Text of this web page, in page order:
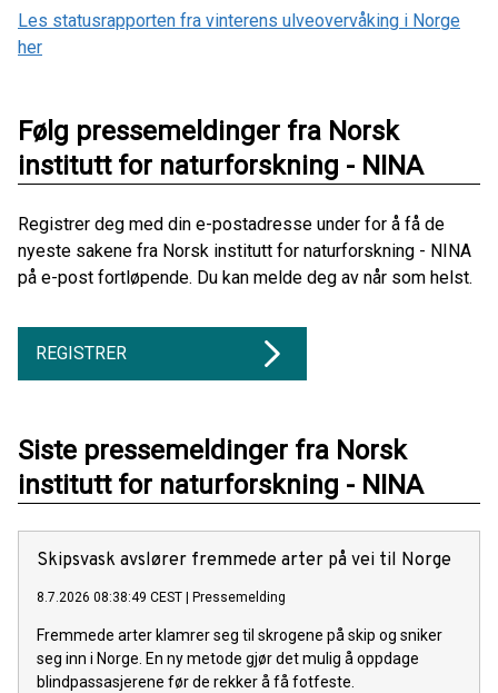
Les statusrapporten fra vinterens ulveovervåking i Norge
her
Følg pressemeldinger fra Norsk
institutt for naturforskning - NINA
Registrer deg med din e-postadresse under for å få de
nyeste sakene fra Norsk institutt for naturforskning - NINA
på e-post fortløpende. Du kan melde deg av når som helst.
REGISTRER
Siste pressemeldinger fra Norsk
institutt for naturforskning - NINA
Skipsvask avslører fremmede arter på vei til Norge
8.7.2026 08:38:49 CEST Pressemelding
Fremmede arter klamrer seg til skrogene på skip og sniker
seg inn i Norge. En ny metode gjør det mulig å oppdage
blindpassasjerene før de rekker å få fotfeste.